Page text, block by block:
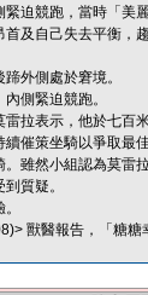
迫競跑，當時「美
及自己失去平衡，
外側處於窘境。
側緊迫競跑。
拉表示，他於七
催策坐騎以爭取
雖然小組認為莫
質疑。
獸醫報告，「糖